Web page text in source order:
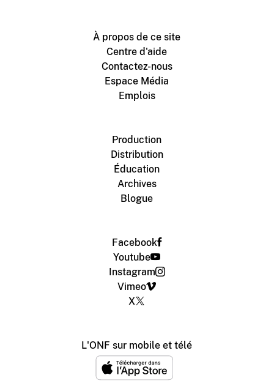
À propos de ce site
Centre d'aide
Contactez-nous
Espace Média
Emplois
Production
Distribution
Éducation
Archives
Blogue
Facebook
Youtube
Instagram
Vimeo
X
L'ONF sur mobile et télé